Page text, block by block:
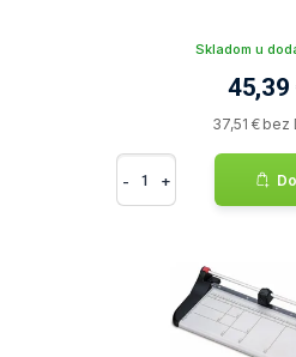
Skladom u
45,39
37,51 € bez
- +